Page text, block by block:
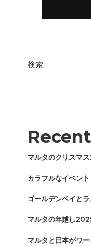
検索
マルタのクリスマ
カラフルなイベン
ゴールデンベイと
マルタの年越し
マルタと日本がワ